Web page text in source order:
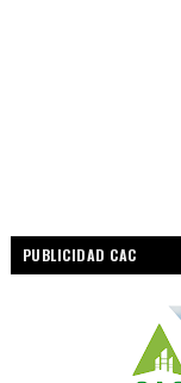
PUBLICIDAD CAC